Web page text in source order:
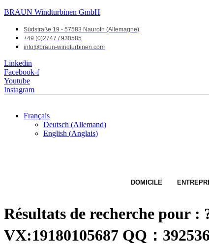
BRAUN Windturbinen GmbH
Südstraße 19 - 57583 Nauroth (Allemagne)
+49 (0)2747 / 930585
info@braun-windturbinen.com
Linkedin
Facebook-f
Youtube
Instagram
Français
Deutsch (Allemand)
English (Anglais)
DOMICILE
Résultats de recherche pour :
VX:19180105687 QQ：